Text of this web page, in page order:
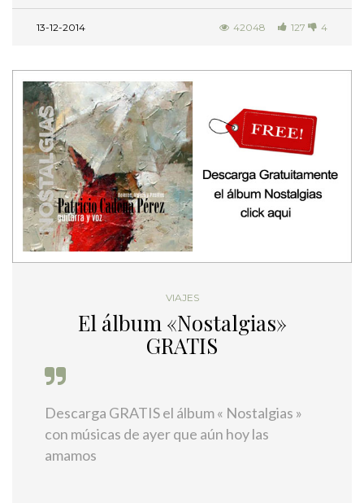
13-12-2014 127 4
42048
VIAJES
El álbum «Nostalgias»
GRATIS
Descarga GRATIS el álbum « Nostalgias »
con músicas de ayer que aún hoy las
amamos